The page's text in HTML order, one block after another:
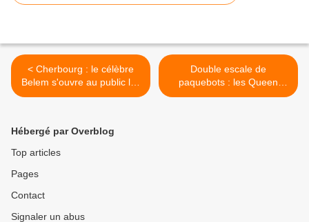
< Cherbourg : le célèbre
Belem s'ouvre au public les
5 et 6 mai
Double escale de
paquebots : les Queen
Victoria et Empress à
Hébergé par Overblog
Top articles
Pages
Contact
Signaler un abus